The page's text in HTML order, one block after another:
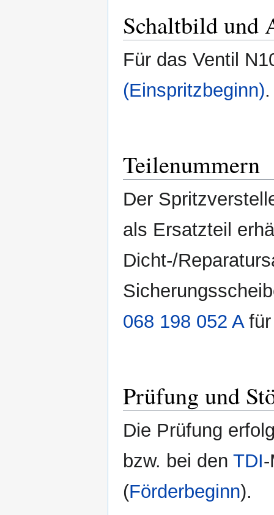
Schaltbild und
Für das Ventil
(Einspritzbeginn).
Teilenummern
Der
als Ersatzteil
Dicht-/
068 198 052 Afür
Prüfung und
Die Prüfung
bzw. bei den TDI
(Förderbeginn).